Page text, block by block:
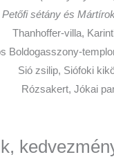
Petőfi sétány és
Thanhoffer-villa,
Boldogasszony-
Sió zsilip, Siófoki
Rózsakert, Jókai